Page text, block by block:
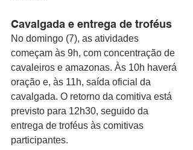
Cavalgada e entrega de troféus
No domingo (7), as atividades
começam às 9h, com concentração de
cavaleiros e amazonas. Às 10h haverá
oração e, às 11h, saída oficial da
cavalgada. O retorno da comitiva está
previsto para 12h30, seguido da
entrega de troféus às comitivas
participantes.